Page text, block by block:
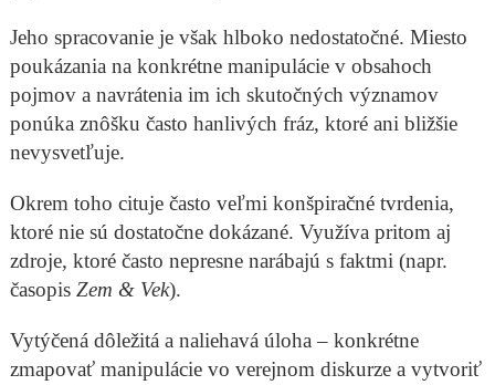
Jeho spracovanie je však hlboko nedostatočné. Miesto
poukázania na konkrétne manipulácie v obsahoch
pojmov a navrátenia im ich skutočných významov
ponúka znôšku často hanlivých fráz, ktoré ani bližšie
nevysvetľuje.
Okrem toho cituje často veľmi konšpiračné tvrdenia,
ktoré nie sú dostatočne dokázané. Využíva pritom aj
zdroje, ktoré často nepresne narábajú s faktmi (napr.
časopis Zem & Vek).
Vytýčená dôležitá a naliehavá úloha – konkrétne
zmapovať manipulácie vo verejnom diskurze a vytvoriť